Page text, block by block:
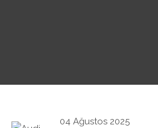
04 Ağustos 2025